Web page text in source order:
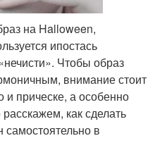
на Halloween,
ипостась
Чтобы образ
внимание стоит
и прическе, а особенно
как сделать
в